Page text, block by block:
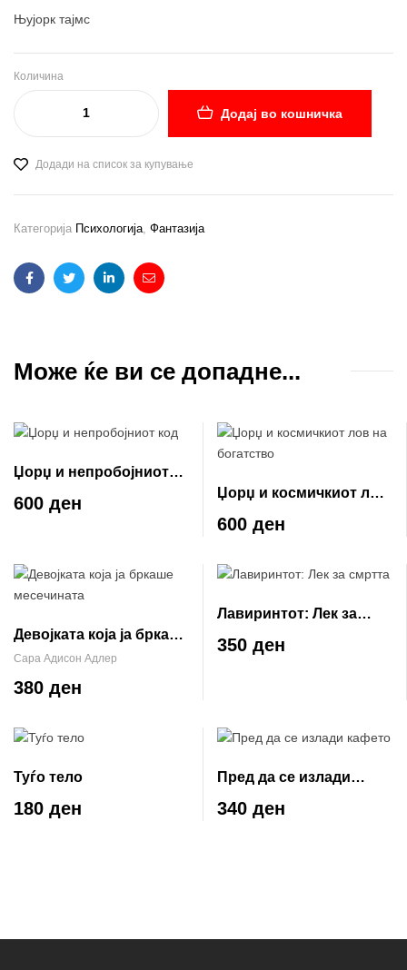
Њујорк тајмс
Количина
Додај во кошничка
Додади на список за купување
Категорија Психологија Фантазија
FacebookTwitterLinkedinEmail
Може ќе ви се допадне...
Џорџ и непробојниот
код
600 ден
Џорџ и космичкиот лов
на богатство
600 ден
Девојката која ја бркаше
месечината
Сара Адисон Адлер
380 ден
Лавиринтот: Лек за
смртта
350 ден
Туѓо тело
180 ден
Пред да се излади
кафето
340 ден